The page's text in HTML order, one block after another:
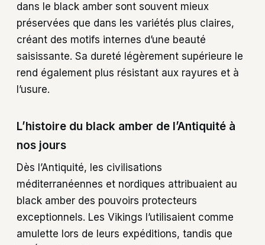
dans le black amber sont souvent mieux
préservées que dans les variétés plus claires,
créant des motifs internes d’une beauté
saisissante. Sa dureté légèrement supérieure le
rend également plus résistant aux rayures et à
l’usure.
L’histoire du black amber de l’Antiquité à
nos jours
Dès l’Antiquité, les civilisations
méditerranéennes et nordiques attribuaient au
black amber des pouvoirs protecteurs
exceptionnels. Les Vikings l’utilisaient comme
amulette lors de leurs expéditions, tandis que